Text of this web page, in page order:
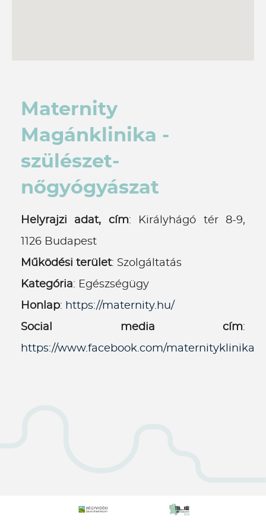
Maternity
Magánklinika -
szülészet-
nőgyógyászat
Helyrajzi adat, cím: Királyhágó tér 8-9,
1126 Budapest
Működési terület: Szolgáltatás
Kategória: Egészségügy
Honlap: https://maternity.hu/
Social media cím:
https://www.facebook.com/maternityklinika